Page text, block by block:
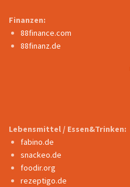
Finanzen:
88finance.com
88finanz.de
Lebensmittel / Essen&Trinken:
fabino.de
snackeo.de
foodir.org
rezeptigo.de